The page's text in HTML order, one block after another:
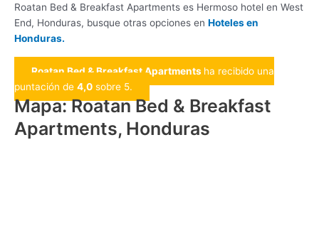
Roatan Bed & Breakfast Apartments es Hermoso hotel en West
End, Honduras, busque otras opciones en Hoteles en
Honduras.
Roatan Bed & Breakfast Apartments ha recibido una
puntación de 4,0 sobre 5.
Mapa: Roatan Bed & Breakfast
Apartments, Honduras